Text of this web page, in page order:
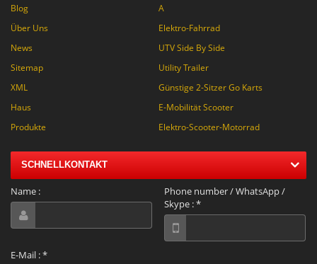
Blog
Über Uns
News
Sitemap
XML
Haus
Produkte
A
Elektro-Fahrrad
UTV Side By Side
Utility Trailer
Günstige 2-Sitzer Go Karts
E-Mobilität Scooter
Elektro-Scooter-Motorrad
SCHNELLKONTAKT
Name :
Phone number / WhatsApp /
Skype :*
E-Mail :*